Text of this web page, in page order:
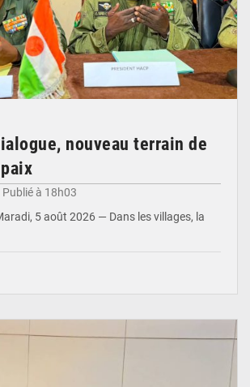
nouveau terrain de
Publié à 18h03
5 août 2026 — Dans les villages, la